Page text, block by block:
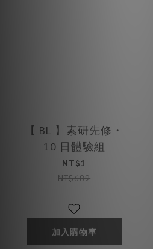
【 BL 】素研先修・
10 日體驗組
NT$1
NT$689
加入購物車